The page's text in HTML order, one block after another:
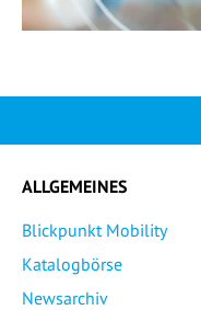
ALLGEMEINES
Blickpunkt Mobility
Katalogbörse
Newsarchiv